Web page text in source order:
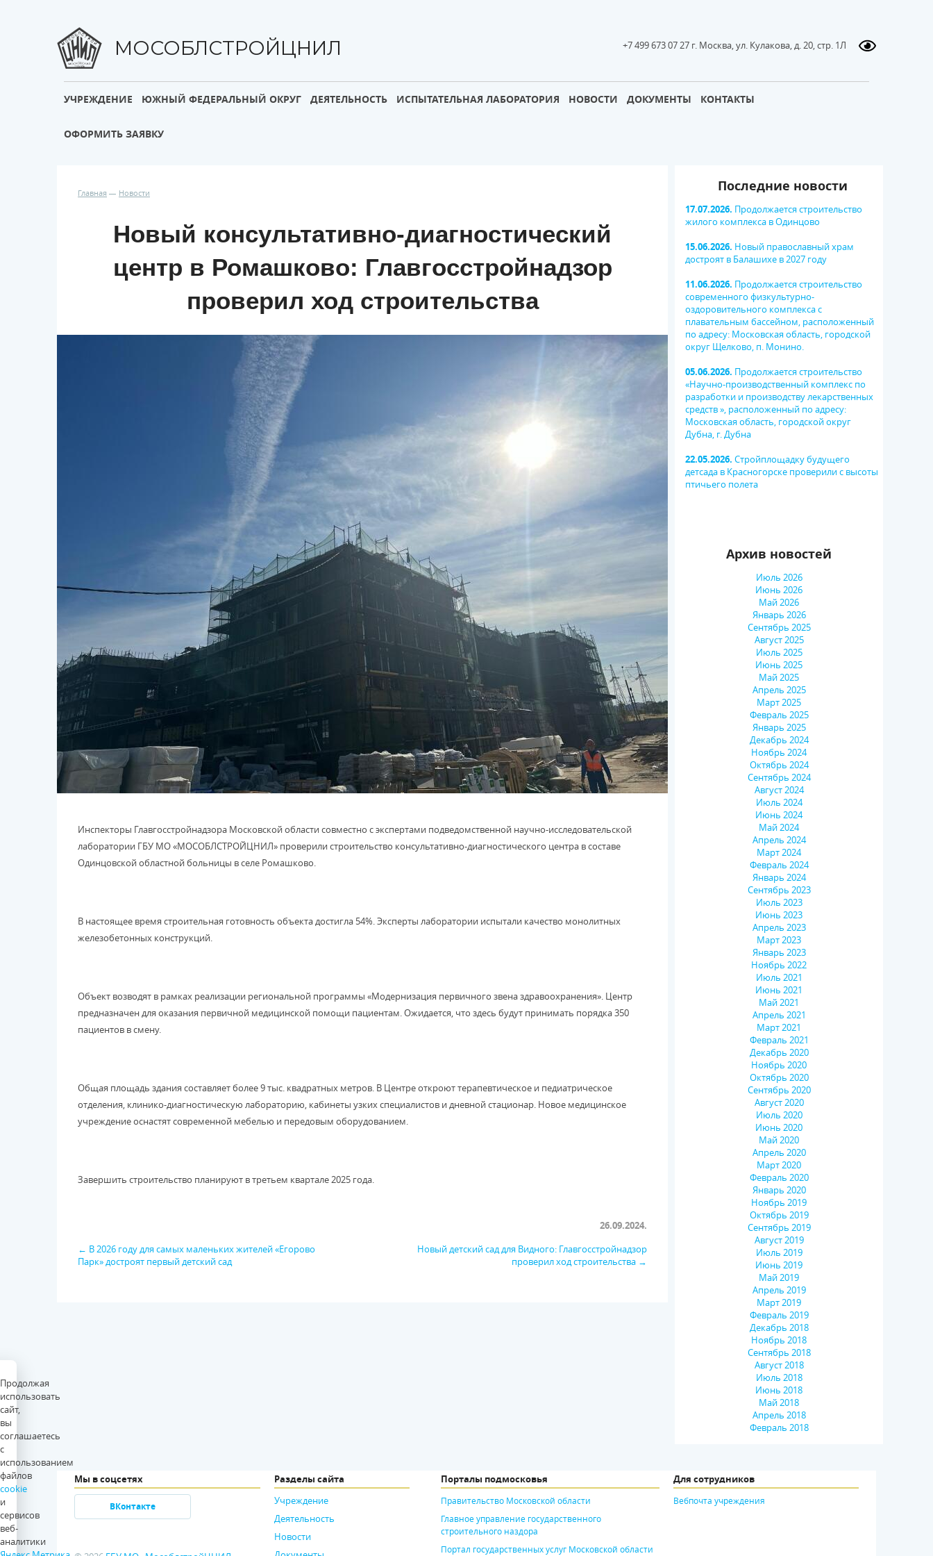
МОСОБЛСТРОЙЦНИЛ +7 499 673 07 27 г. Москва, ул. Кулакова, д. 20, стр. 1Л
УЧРЕЖДЕНИЕ ЮЖНЫЙ ФЕДЕРАЛЬНЫЙ ОКРУГ ДЕЯТЕЛЬНОСТЬ ИСПЫТАТЕЛЬНАЯ ЛАБОРАТОРИЯ НОВОСТИ ДОКУМЕНТЫ КОНТАКТЫ
ОФОРМИТЬ ЗАЯВКУ
Главная Новости
Новый консультативно-диагностический
центр в Ромашково: Главгосстройнадзор
проверил ход строительства
Инспекторы Главгосстройнадзора Московской области совместно с экспертами подведомственной научно-исследовательской
лаборатории ГБУ МО «МОСОБЛСТРОЙЦНИЛ» проверили строительство консультативно-диагностического центра в составе
Одинцовской областной больницы в селе Ромашково.
В настоящее время строительная готовность объекта достигла 54%. Эксперты лаборатории испытали качество монолитных
железобетонных конструкций.
Объект возводят в рамках реализации региональной программы «Модернизация первичного звена здравоохранения». Центр
предназначен для оказания первичной медицинской помощи пациентам. Ожидается, что здесь будут принимать порядка 350
пациентов в смену.
Общая площадь здания составляет более 9 тыс. квадратных метров. В Центре откроют терапевтическое и педиатрическое
отделения, клинико-диагностическую лабораторию, кабинеты узких специалистов и дневной стационар. Новое медицинское
учреждение оснастят современной мебелью и передовым оборудованием.
Завершить строительство планируют в третьем квартале 2025 года.
26.09.2024.
← В 2026 году для самых маленьких жителей «Егорово
Парк» достроят первый детский сад
Новый детский сад для Видного: Главгосстройнадзор
проверил ход строительства →
Последние новости
17.07.2026. Продолжается строительство
жилого комплекса в Одинцово
15.06.2026. Новый православный храм
достроят в Балашихе в 2027 году
11.06.2026. Продолжается строительство
современного физкультурно-
оздоровительного комплекса с
плавательным бассейном, расположенный
по адресу: Московская область, городской
округ Щелково, п. Монино.
05.06.2026. Продолжается строительство
«Научно-производственный комплекс по
разработки и производству лекарственных
средств », расположенный по адресу:
Московская область, городской округ
Дубна, г. Дубна
22.05.2026. Стройплощадку будущего
детсада в Красногорске проверили с высоты
птичьего полета
Архив новостей
Июль 2026
Июнь 2026
Май 2026
Январь 2026
Сентябрь 2025
Август 2025
Июль 2025
Июнь 2025
Май 2025
Апрель 2025
Март 2025
Февраль 2025
Январь 2025
Декабрь 2024
Ноябрь 2024
Октябрь 2024
Сентябрь 2024
Август 2024
Июль 2024
Июнь 2024
Май 2024
Апрель 2024
Март 2024
Февраль 2024
Январь 2024
Сентябрь 2023
Июль 2023
Июнь 2023
Апрель 2023
Март 2023
Январь 2023
Ноябрь 2022
Июль 2021
Июнь 2021
Май 2021
Апрель 2021
Март 2021
Февраль 2021
Декабрь 2020
Ноябрь 2020
Октябрь 2020
Сентябрь 2020
Август 2020
Июль 2020
Июнь 2020
Май 2020
Апрель 2020
Март 2020
Февраль 2020
Январь 2020
Ноябрь 2019
Октябрь 2019
Сентябрь 2019
Август 2019
Июль 2019
Июнь 2019
Май 2019
Апрель 2019
Март 2019
Февраль 2019
Декабрь 2018
Ноябрь 2018
Сентябрь 2018
Август 2018
Июль 2018
Июнь 2018
Май 2018
Апрель 2018
Февраль 2018
Мы в соцсетях
ВКонтакте
Разделы сайта
Учреждение
Деятельность
Новости
Порталы подмосковья
Правительство Московской области
Главное управление государственного
строительного наздора
Портал государственных услуг Московской области
Для сотрудников
Вебпочта учреждения
Продолжая
использовать
сайт,
вы
соглашаетесь
с
использованием
файлов
cookie
и
сервисов
веб-
аналитики